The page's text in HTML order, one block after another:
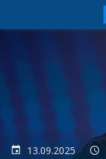
13.09.2025